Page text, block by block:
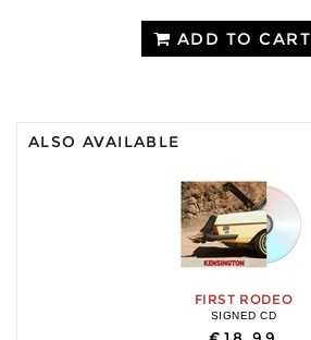
ADD TO CART
ALSO AVAILABLE
FIRST RODEO
SIGNED CD